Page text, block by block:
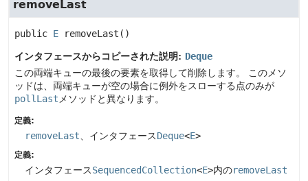
removeLast
public E removeLast ()
インタフェースからコピーされた説明: Deque
この両端キューの最後の要素を取得して削除します。
このメソ
ッドは、両端キューが空の場合に例外をスローする点のみが
pollLast メソッドと異なります。
定義:
removeLast 、インタフェースDeque<E>
定義:
インタフェースSequencedCollection<E>内のremoveLast